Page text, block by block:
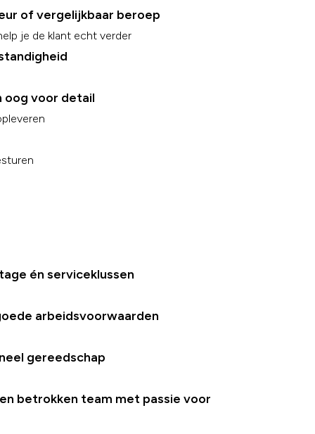
of vergelijkbaar beroep
je de klant echt verder
oog voor detail
én serviceklussen
arbeidsvoorwaarden
gereedschap
betrokken team met passie voor